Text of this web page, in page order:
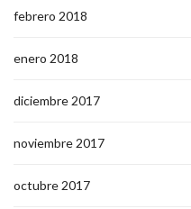
febrero 2018
enero 2018
diciembre 2017
noviembre 2017
octubre 2017